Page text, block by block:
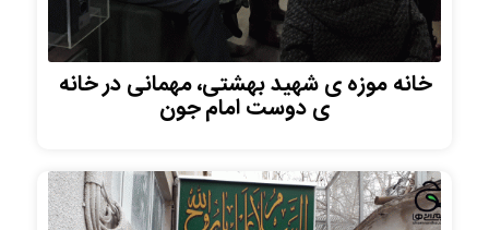
خانه موزه ی شهید بهشتی، مهمانی در خانه
ی دوست امام جون